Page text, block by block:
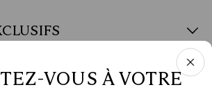
VOUS À VOTRE